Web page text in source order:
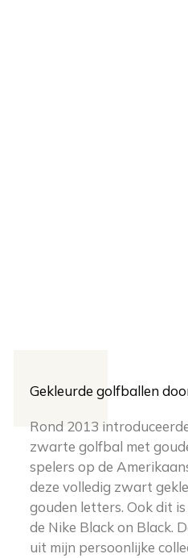
Gekleurde golfballen
Rond 2013
zwarte golfbal met
spelers op de
deze volledig zwart
gouden letters. Ook dit
de Nike Black on Black.
uit mijn persoonlijke